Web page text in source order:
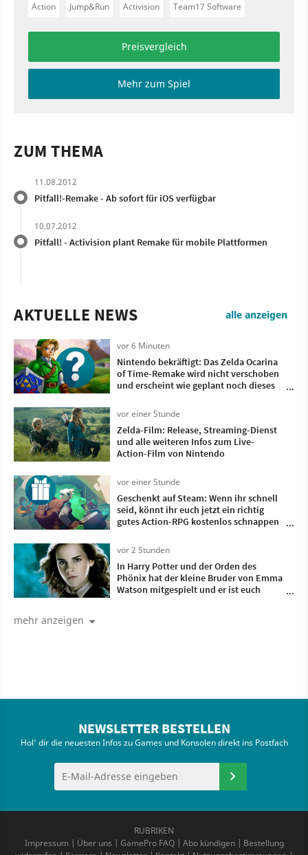
Action Jump&Run Activision Team17 Software
Preisvergleich
Mehr zum Spiel
ZUM THEMA
11.08.2012
Pitfall!-Remake - Ab sofort für iOS verfügbar
10.07.2012
Pitfall! - Activision plant Remake für mobile Plattformen
AKTUELLE NEWS alle anzeigen
vor 6 Minuten
Nintendo bekräftigt: Das Zelda Ocarina
of Time-Remake wird nicht verschoben
und erscheint wie geplant noch dieses
vor einer Stunde
Zelda-Film: Release, Streaming-Dienst
und alle weiteren Infos zum Live-
Action-Film von Nintendo
vor einer Stunde
Geschenkt auf Steam: Wenn ihr schnell
seid, könnt ihr euch jetzt ein richtig
gutes Action-RPG kostenlos schnappen
vor 2 Stunden
In Harry Potter und der Orden des
Phönix hat der kleine Bruder von Emma
Watson mitgespielt und er ist euch
mehr anzeigen
NEWSLETTER BESTELLEN
Hol' dir die neuesten Infos zu Games und Konsolen direkt ins Postfach
RUBRIKEN
Impressum| Über uns | GamePro FAQ| Abo kündigen| Bestellung